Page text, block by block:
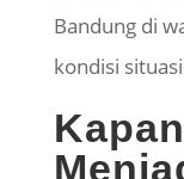
Bandung di
kondisi